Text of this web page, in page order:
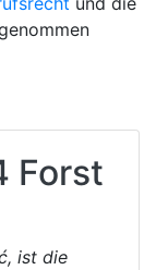
Forst
ist die